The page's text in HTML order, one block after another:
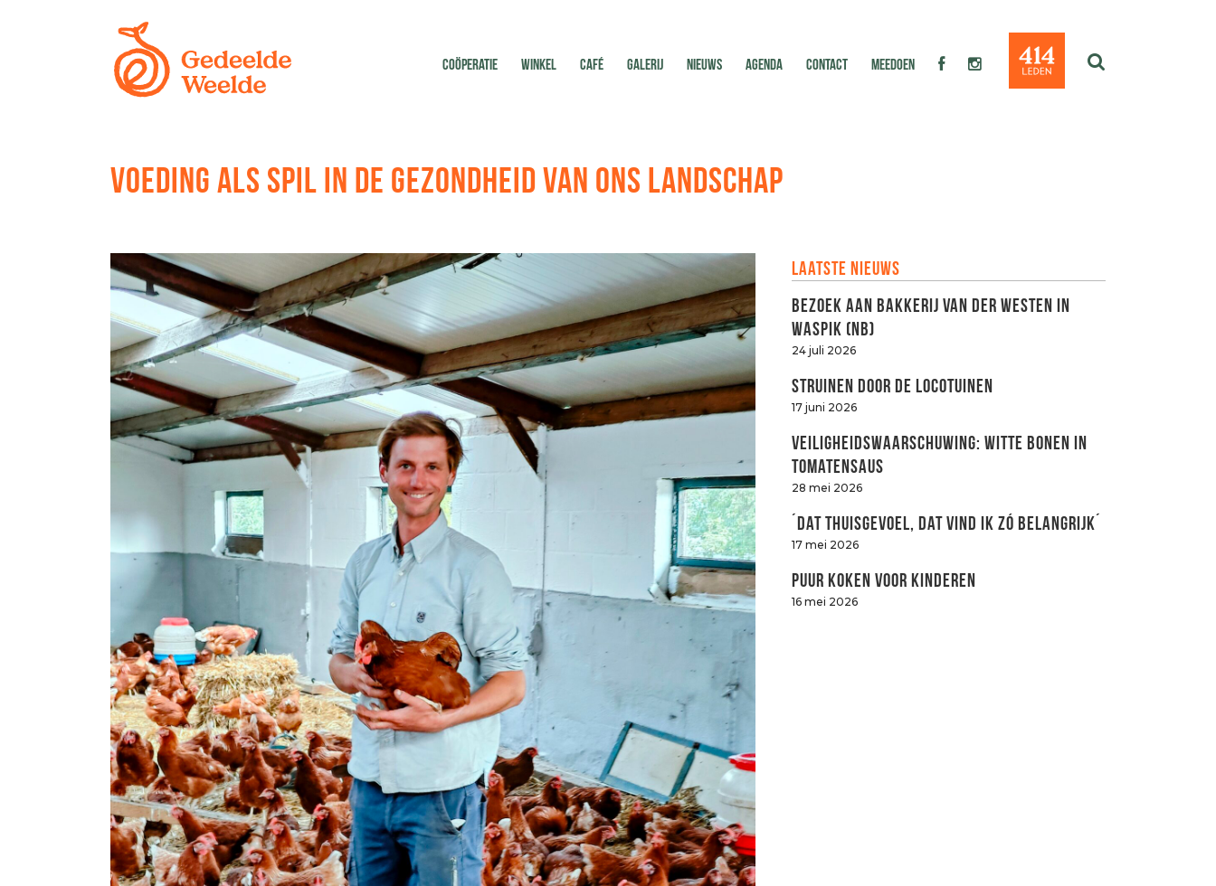
COÖPERATIE WINKEL CAFÉ GALERIJ NIEUWS AGENDA CONTACT MEEDOEN
VOEDING ALS SPIL IN DE GEZONDHEID VAN ONS LANDSCHAP
Laatste nieuws
Bezoek aan Bakkerij van der Westen in
Waspik (NB)
24 juli 2026
Struinen door de LOCOtuinen
17 juni 2026
Veiligheidswaarschuwing: witte bonen in
tomatensaus
28 mei 2026
´Dat thuisgevoel, dat vind ik zó belangrijk´
17 mei 2026
Puur koken voor kinderen
16 mei 2026